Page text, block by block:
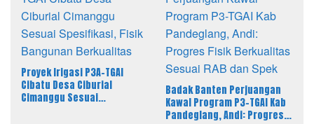
Proyek Irigasi P3A-TGAI
Cibatu Desa Ciburial
Cimanggu Sesuai
Badak Banten Perjuangan
Kawal Program P3-TGAI Kab
Pandeglang, Andi: Progres